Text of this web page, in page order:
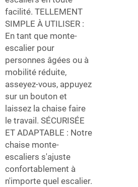
facilité. TELLEMENT
SIMPLE À UTILISER :
En tant que monte-
escalier pour
personnes âgées ou à
mobilité réduite,
asseyez-vous, appuyez
sur un bouton et
laissez la chaise faire
le travail. SÉCURISÉE
ET ADAPTABLE : Notre
chaise monte-
escaliers s'ajuste
confortablement à
n'importe quel escalier.